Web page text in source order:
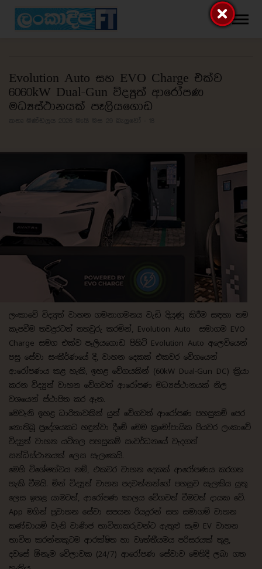
Evolution Auto සහ EVO Charge එක්ව
6060kW Dual-Gun විද්‍යුත් ආරෝපණ
මධ්‍යස්ථානයක් පෑලියගොඩ
ලංකාවේ විද්‍යුත් වාහන ගමනාගමනය වැඩි දියුණු කිරීම සඳහා තම
කැපවීම තවදුරටත් තහවුරු කරමින්, Evolution Auto සමාගම EVO
Charge සමග එක්ව පෑලියගොඩ පිහිටි Evolution Auto අලෙවියෙන්
පසු සේවා සංකීර්ණයේ දී, වාහන දෙකක් එකවර වේගයෙන්
ආරෝපණය කළ හැකි, ඉහළ වේගයකින් (60kW Dual-Gun DC) ක්‍රියා
කරන විද්‍යුත් වාහන වේගවත් ආරෝපණ මධ්‍යස්ථානයක් නිල
වශයෙන් ස්ථාපිත කර ඇත.
මෙවැනි ඉහළ ධාරිතාවකින් යුත් වේගවත් ආරෝපණ පහසුකම් පෙර
නොතිබූ ප්‍රදේශයකට හඳුන්වා දීමේ මෙම ක්‍රමෝපායික පියවර ලංකාවේ
විද්‍යුත් වාහන යටිතල පහසුකම් සංවර්ධනයේ වැදගත්
සන්ධිස්ථානයක් ලෙස සැලකෙයි.
මෙහි විශේෂත්වය නම්, එකවර වාහන දෙකක් ආරෝපණය කරගත
හැකි වීමයි. මින් විද්‍යුත් වාහන පදවන්නන්ගේ පහසුව සැලකිය යුතු
ලෙස ඉහළ යාමටත්, ආරෝපණ කාලය වේගවත් වීමටත් දායක වේ.
App මගින් ප්‍රවාහන සේවා සපයන රියදුරන් සහ සමාගම් වාහන
කණ්ඩායම් වැනි වාණිජ භාවිතාකරුවන්ට ඇතුළු සෑම EV වාහන
භාවිත කරන්නකුටම ආරක්ෂිත හා වෘත්තීයමය පරිසරයක් තුළ,
දවසේ ඕනෑම වේලාවක (24/7) ආරෝපණ සේවාව මෙහිදී ලබා ගත